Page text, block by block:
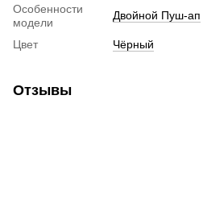
Особенности
модели
Двойной Пуш-ап
Цвет Чёрный
Отзывы